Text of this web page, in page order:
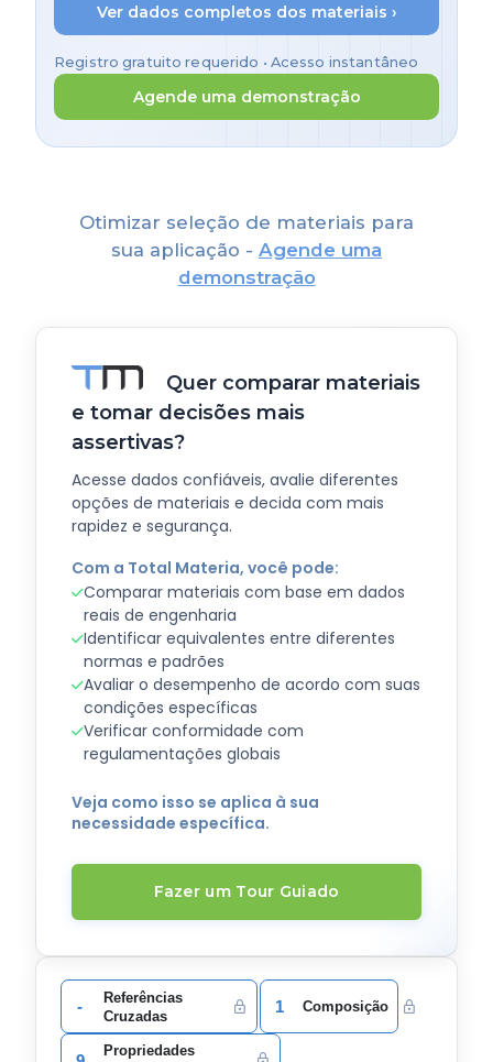
Ver dados completos dos materiais ›
Registro gratuito requerido • Acesso instantâneo
Agende uma demonstração
Otimizar seleção de materiais para
sua aplicação - Agende uma
demonstração
Quer comparar materiais
e tomar decisões mais
assertivas?
Acesse dados confiáveis, avalie diferentes
opções de materiais e decida com mais
rapidez e segurança.
Com a Total Materia, você pode:
Comparar materiais com base em dados
reais de engenharia
Identificar equivalentes entre diferentes
normas e padrões
Avaliar o desempenho de acordo com suas
condições específicas
Verificar conformidade com
regulamentações globais
Veja como isso se aplica à sua
necessidade específica.
Fazer um Tour Guiado
-
Referências
Cruzadas
1 Composição
Propriedades